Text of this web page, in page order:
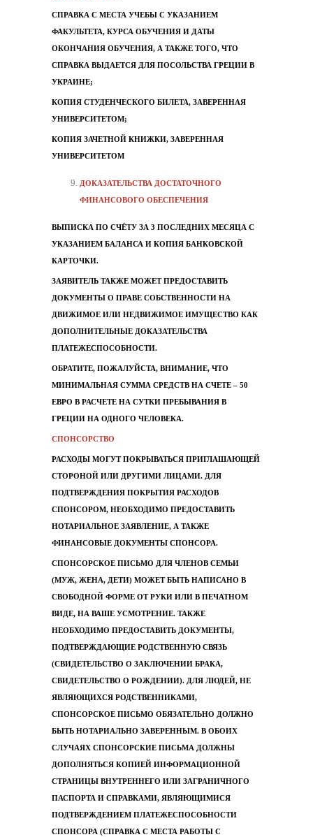
СПРАВКА С МЕСТА УЧЕБЫ С УКАЗАНИЕМ
ФАКУЛЬТЕТА, КУРСА ОБУЧЕНИЯ И ДАТЫ
ОКОНЧАНИЯ ОБУЧЕНИЯ, А ТАКЖЕ ТОГО, ЧТО
СПРАВКА ВЫДАЕТСЯ ДЛЯ ПОСОЛЬСТВА ГРЕЦИИ В
УКРАИНЕ;
КОПИЯ СТУДЕНЧЕСКОГО БИЛЕТА, ЗАВЕРЕННАЯ
УНИВЕРСИТЕТОМ;
КОПИЯ ЗАЧЕТНОЙ КНИЖКИ, ЗАВЕРЕННАЯ
УНИВЕРСИТЕТОМ
ДОКАЗАТЕЛЬСТВА ДОСТАТОЧНОГО
ФИНАНСОВОГО ОБЕСПЕЧЕНИЯ
ВЫПИСКА ПО СЧЁТУ ЗА 3 ПОСЛЕДНИХ МЕСЯЦА С
УКАЗАНИЕМ БАЛАНСА И КОПИЯ БАНКОВСКОЙ
КАРТОЧКИ.
ЗАЯВИТЕЛЬ ТАКЖЕ МОЖЕТ ПРЕДОСТАВИТЬ
ДОКУМЕНТЫ О ПРАВЕ СОБСТВЕННОСТИ НА
ДВИЖИМОЕ ИЛИ НЕДВИЖИМОЕ ИМУЩЕСТВО КАК
ДОПОЛНИТЕЛЬНЫЕ ДОКАЗАТЕЛЬСТВА
ПЛАТЕЖЕСПОСОБНОСТИ.
ОБРАТИТЕ, ПОЖАЛУЙСТА, ВНИМАНИЕ, ЧТО
МИНИМАЛЬНАЯ СУММА СРЕДСТВ НА СЧЕТЕ – 50
ЕВРО В РАСЧЕТЕ НА СУТКИ ПРЕБЫВАНИЯ В
ГРЕЦИИ НА ОДНОГО ЧЕЛОВЕКА.
СПОНСОРСТВО
РАСХОДЫ МОГУТ ПОКРЫВАТЬСЯ ПРИГЛАШАЮЩЕЙ
СТОРОНОЙ ИЛИ ДРУГИМИ ЛИЦАМИ. ДЛЯ
ПОДТВЕРЖДЕНИЯ ПОКРЫТИЯ РАСХОДОВ
СПОНСОРОМ, НЕОБХОДИМО ПРЕДОСТАВИТЬ
НОТАРИАЛЬНОЕ ЗАЯВЛЕНИЕ, А ТАКЖЕ
ФИНАНСОВЫЕ ДОКУМЕНТЫ СПОНСОРА.
СПОНСОРСКОЕ ПИСЬМО ДЛЯ ЧЛЕНОВ СЕМЬИ
(МУЖ, ЖЕНА, ДЕТИ) МОЖЕТ БЫТЬ НАПИСАНО В
СВОБОДНОЙ ФОРМЕ ОТ РУКИ ИЛИ В ПЕЧАТНОМ
ВИДЕ, НА ВАШЕ УСМОТРЕНИЕ. ТАКЖЕ
НЕОБХОДИМО ПРЕДОСТАВИТЬ ДОКУМЕНТЫ,
ПОДТВЕРЖДАЮЩИЕ РОДСТВЕННУЮ СВЯЗЬ
(СВИДЕТЕЛЬСТВО О ЗАКЛЮЧЕНИИ БРАКА,
СВИДЕТЕЛЬСТВО О РОЖДЕНИИ). ДЛЯ ЛЮДЕЙ, НЕ
ЯВЛЯЮЩИХСЯ РОДСТВЕННИКАМИ,
СПОНСОРСКОЕ ПИСЬМО ОБЯЗАТЕЛЬНО ДОЛЖНО
БЫТЬ НОТАРИАЛЬНО ЗАВЕРЕННЫМ. В ОБОИХ
СЛУЧАЯХ СПОНСОРСКИЕ ПИСЬМА ДОЛЖНЫ
ДОПОЛНЯТЬСЯ КОПИЕЙ ИНФОРМАЦИОННОЙ
СТРАНИЦЫ ВНУТРЕННЕГО ИЛИ ЗАГРАНИЧНОГО
ПАСПОРТА И СПРАВКАМИ, ЯВЛЯЮЩИМИСЯ
ПОДТВЕРЖДЕНИЕМ ПЛАТЕЖЕСПОСОБНОСТИ
СПОНСОРА (СПРАВКА С МЕСТА РАБОТЫ С